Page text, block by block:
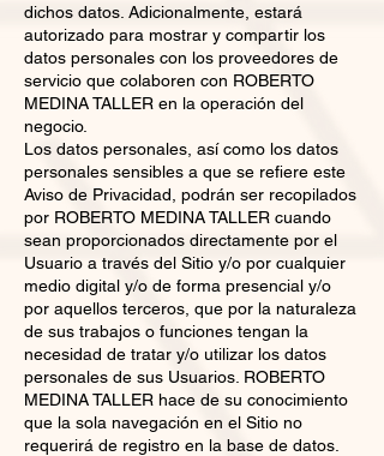
dichos datos. Adicionalmente, estará
autorizado para mostrar y compartir los
datos personales con los proveedores de
servicio que colaboren con ROBERTO
MEDINA TALLER en la operación del
negocio.
Los datos personales, así como los datos
personales sensibles a que se refiere este
Aviso de Privacidad, podrán ser recopilados
por ROBERTO MEDINA TALLER cuando
sean proporcionados directamente por el
Usuario a través del Sitio y/o por cualquier
medio digital y/o de forma presencial y/o
por aquellos terceros, que por la naturaleza
de sus trabajos o funciones tengan la
necesidad de tratar y/o utilizar los datos
personales de sus Usuarios. ROBERTO
MEDINA TALLER hace de su conocimiento
que la sola navegación en el Sitio no
requerirá de registro en la base de datos.